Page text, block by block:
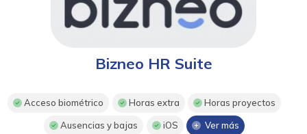
Bizneo HR Suite
Acceso biométrico Horas extra Horas proyectos
Ausencias y bajas iOS Ver más